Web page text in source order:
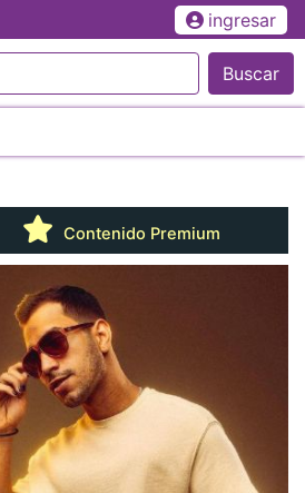
ingresar
Buscar
Contenido Premium